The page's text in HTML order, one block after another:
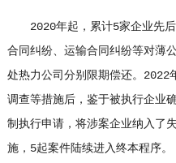
2020年起，累计5家企业先后
合同纠纷、运输合同纠纷等对薄
处热力公司分别限期偿还。2022
调查等措施后，鉴于被执行企业
制执行申请，将涉案企业纳入了
施，5起案件陆续进入终本程序。